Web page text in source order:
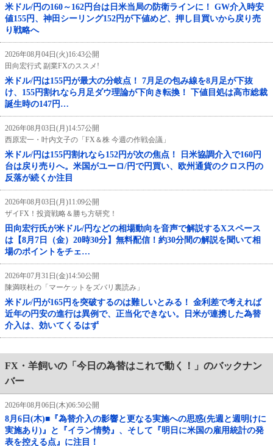
米ドル/円の160～162円台は日米当局の防衛ラインに！ GW介入時安
値155円、神田シーリング152円が下値めど、押し目買いから戻り売
り戦略へ
2026年08月04日(火)16:43公開
田向宏行式 副業FXのススメ!
米ドル/円は155円が最大の分岐点！ 7月足の包み線を8月足が下抜
け、155円割れなら月足ダウ理論が下向き転換！ 下値目処は高市総裁
誕生時の147円…
2026年08月03日(月)14:57公開
西原宏一・叶内文子の「FX＆株 今週の作戦会議」
米ドル/円は155円割れなら152円が次の焦点！ 日米協調介入で160円
台は戻り売りへ。米国がユーロ/円で円買い、欧州通貨のクロス円の
反落が続くか注目
2026年08月03日(月)11:09公開
ザイFX！投資戦略＆勝ち方研究！
田向宏行氏が米ドル/円などの相場動向を音声で解説するXスペース
は【8月7日（金）20時30分】無料配信！約30分間の解説を聞いて相
場のポイントをチェ…
2026年07月31日(金)14:50公開
陳満咲杜の「マーケットをズバリ裏読み」
米ドル/円が165円を突破するのは難しいとみる！ 金利差で考えれば
近年の円安の進行は異例で、正当化できない。日米が連携した為替
介入は、効いてくるはず
FX・羊飼いの「今日の為替はこれで動く！」のバックナン
バー
2026年08月06日(木)06:50公開
8月6日(木)■『為替介入の影響と更なる実施への思惑(先週と週明けに
実施あり)』と『イラン情勢』、そして『明日に米国の雇用統計の発
表を控える点』に注目！